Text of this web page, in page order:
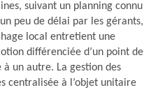
suivant un planning connu
peu de délai par les gérants,
local entretient une
différenciée d’un point de
à un autre. La gestion des
centralisée à l’objet unitaire